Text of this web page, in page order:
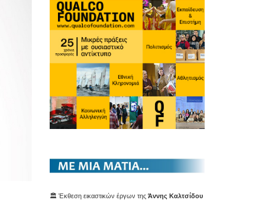
🏛️ Έκθεση εικαστικών έργων της Άννης Καλτσίδου